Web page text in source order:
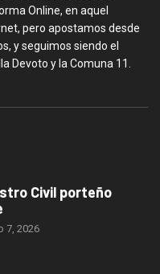
Online, en aquel
pero apostamos desde
y seguimos siendo el
Devoto y la Comuna 11.
Civil porteño
7, 2026